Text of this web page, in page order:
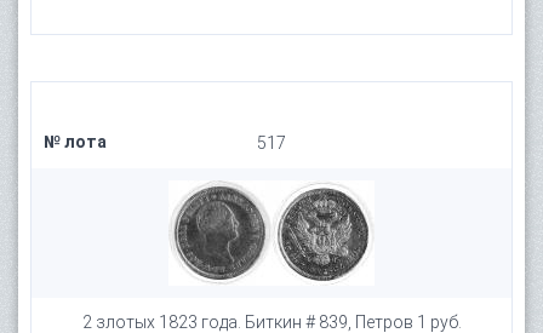
№ лота 517
2 злотых 1823 года. Биткин # 839, Петров 1 руб.